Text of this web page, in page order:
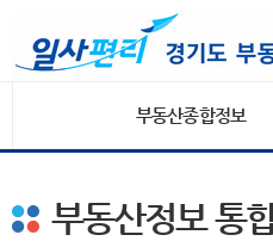
부동산종합정보
부동산정보 통